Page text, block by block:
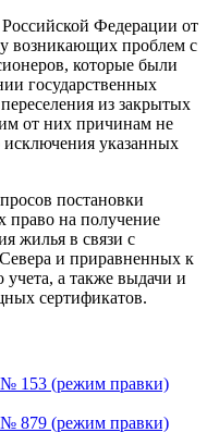
Федерации от
возникающих проблем с
которые были
государственных
из закрытых
от них причинам не
указанных
постановки
право на получение
жилья в связи с
и приравненных к
учета, а также выдачи и
сертификатов.
153 (режим правки)
879 (режим правки)